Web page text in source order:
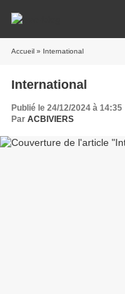
Accueil » International
International
Publié le 24/12/2024 à 14:35
Par ACBIVIERS